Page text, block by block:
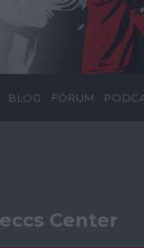
BLOG FÓRUM
Center